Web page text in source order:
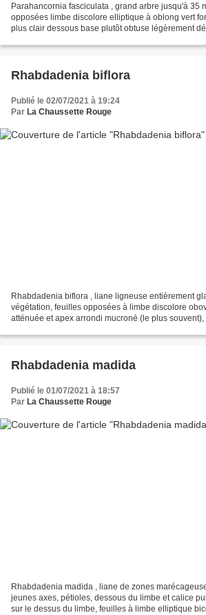
Parahancornia fasciculata , grand arbre jusqu'à 35
opposées limbe discolore elliptique à oblong vert
plus clair dessous base plutôt obtuse légèrement
Rhabdadenia biflora
Publié le 02/07/2021 à 19:24
Par La Chaussette Rouge
Rhabdadenia biflora , liane ligneuse entièrement
végétation, feuilles opposées à limbe discolore
atténuée et apex arrondi mucroné (le plus
Rhabdadenia madida
Publié le 01/07/2021 à 18:57
Par La Chaussette Rouge
Rhabdadenia madida , liane de zones
jeunes axes, pétioles, dessous du limbe et calice
sur le dessus du limbe, feuilles à limbe elliptique